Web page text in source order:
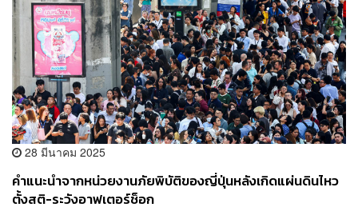
28 มีนาคม 2025
คำแนะนำจากหน่วยงานภัยพิบัติของญี่ปุ่นหลังเกิดแผ่นดินไหว
ตั้งสติ-ระวังอาฟเตอร์ช็อก